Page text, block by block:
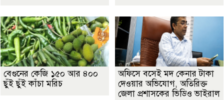
বেগুনের কেজি ১৫০ আর ৪০০
ছুঁই ছুঁই কাঁচা মরিচ
অফিসে বসেই মদ কেনার টাকা
দেওয়ার অভিযোগ, অতিরিক্ত
জেলা প্রশাসকের ভিডিও ভাইরাল